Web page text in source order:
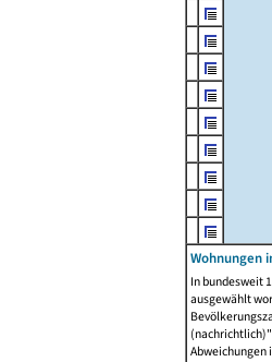
Wohnungen
In bundesweit
ausgewählt
Abweichungen